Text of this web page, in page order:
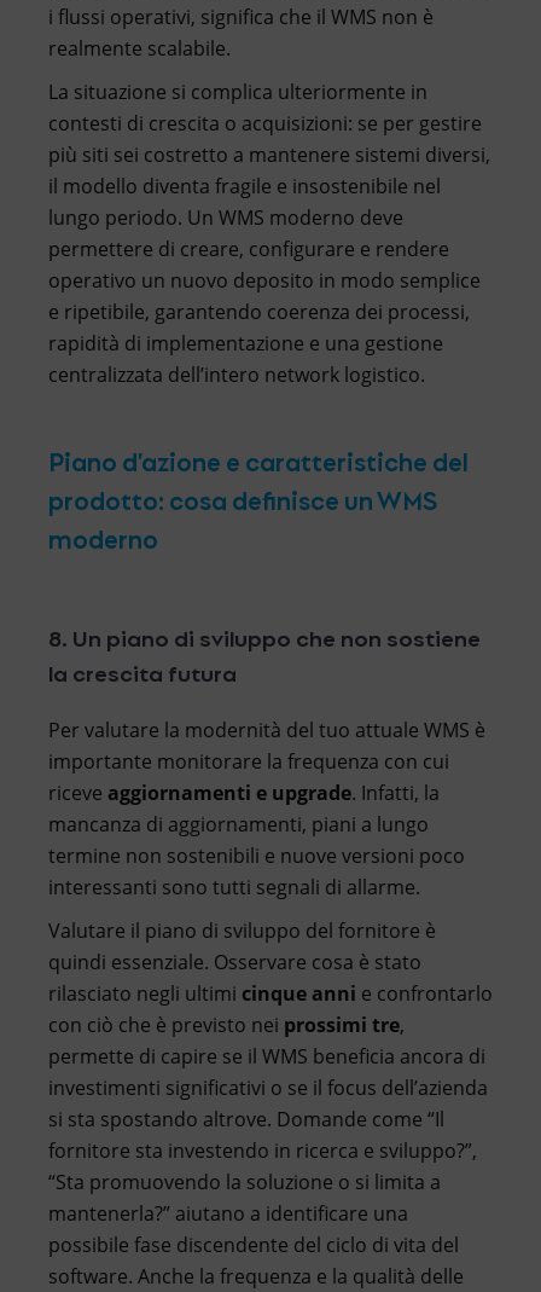
i flussi operativi, significa che il WMS non è
realmente scalabile.
La situazione si complica ulteriormente in
contesti di crescita o acquisizioni: se per gestire
più siti sei costretto a mantenere sistemi diversi,
il modello diventa fragile e insostenibile nel
lungo periodo. Un WMS moderno deve
permettere di creare, configurare e rendere
operativo un nuovo deposito in modo semplice
e ripetibile, garantendo coerenza dei processi,
rapidità di implementazione e una gestione
centralizzata dell’intero network logistico.
Piano d’azione e caratteristiche del
prodotto: cosa definisce un WMS
moderno
8. Un piano di sviluppo che non sostiene
la crescita futura
Per valutare la modernità del tuo attuale WMS è
importante monitorare la frequenza con cui
riceve aggiornamenti e upgrade. Infatti, la
mancanza di aggiornamenti, piani a lungo
termine non sostenibili e nuove versioni poco
interessanti sono tutti segnali di allarme.
Valutare il piano di sviluppo del fornitore è
quindi essenziale. Osservare cosa è stato
rilasciato negli ultimi cinque anni e confrontarlo
con ciò che è previsto nei prossimi tre,
permette di capire se il WMS beneficia ancora di
investimenti significativi o se il focus dell’azienda
si sta spostando altrove. Domande come “Il
fornitore sta investendo in ricerca e sviluppo?”,
“Sta promuovendo la soluzione o si limita a
mantenerla?” aiutano a identificare una
possibile fase discendente del ciclo di vita del
software. Anche la frequenza e la qualità delle